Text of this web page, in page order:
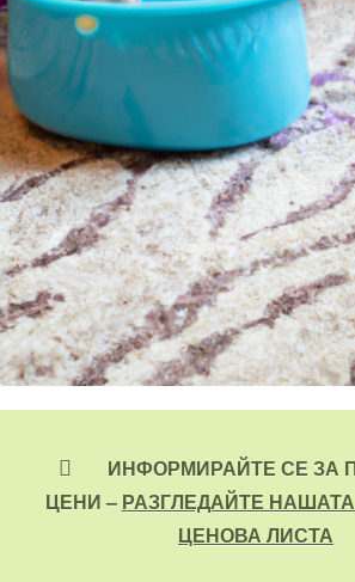
ИНФОРМИРАЙТЕ СЕ ЗА
ЦЕНИ – РАЗГЛЕДАЙТЕ
ЦЕНОВА ЛИСТА